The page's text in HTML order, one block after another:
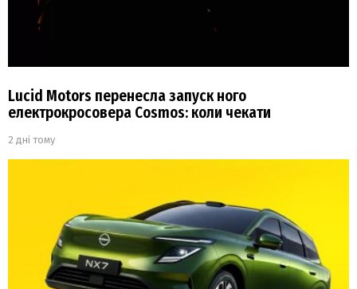
Lucid Motors перенесла запуск ного
електрокросовера Cosmos: коли чекати
2 дні тому